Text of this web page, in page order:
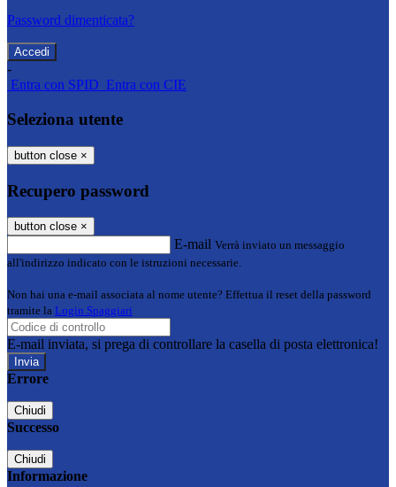
Password dimenticata?
-
Entra con SPID Entra con CIE
Seleziona utente
button close ×
Recupero password
button close ×
E-mail Verrà inviato un messaggio
all'indirizzo indicato con le istruzioni necessarie.
Non hai una e-mail associata al nome utente? Effettua il reset della password
tramite la Login Spaggiari
E-mail inviata, si prega di controllare la casella di posta elettronica!
Errore
Chiudi
Successo
Chiudi
Informazione